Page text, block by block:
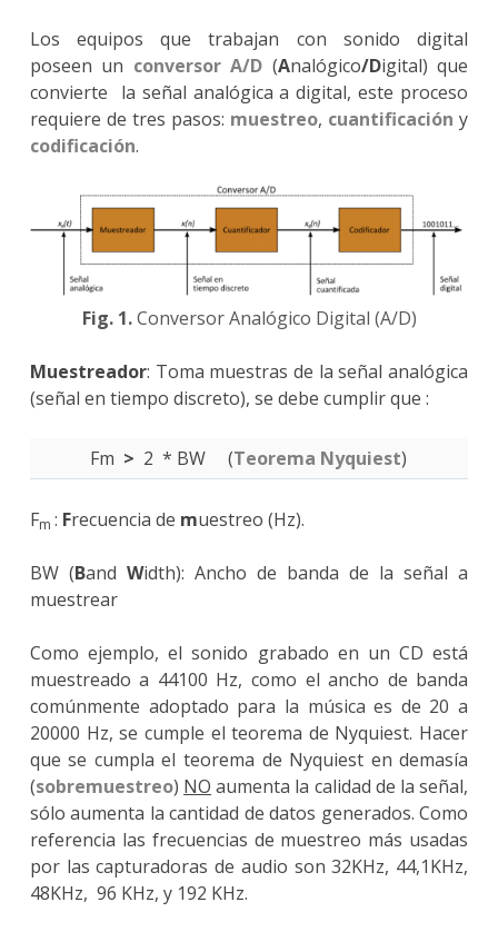
Los equipos que trabajan con sonido digital
poseen un conversor A/D (Analógico/Digital) que
convierte la señal analógica a digital, este proceso
requiere de tres pasos: muestreo, cuantificación y
codificación.
Fig. 1.Conversor Analógico Digital (A/D)
Muestreador: Toma muestras de la señal analógica
(señal en tiempo discreto), se debe cumplir que :
Fm > 2 * BW (Teorema Nyquiest)
Fm : Frecuencia de muestreo (Hz).
BW (Band Width): Ancho de banda de la señal a
muestrear
Como ejemplo, el sonido grabado en un CD está
muestreado a 44100 Hz, como el ancho de banda
comúnmente adoptado para la música es de 20 a
20000 Hz, se cumple el teorema de Nyquiest. Hacer
que se cumpla el teorema de Nyquiest en demasía
(sobremuestreo) NO aumenta la calidad de la señal,
sólo aumenta la cantidad de datos generados. Como
referencia las frecuencias de muestreo más usadas
por las capturadoras de audio son 32KHz, 44,1KHz,
48KHz, 96 KHz, y 192 KHz.